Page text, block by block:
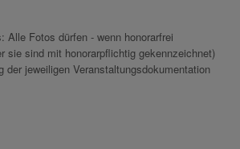
Alle Fotos dürfen - wenn honorarfrei
sie sind mit honorarpflichtig gekennzeichnet)
der jeweiligen Veranstaltungsdokumentation